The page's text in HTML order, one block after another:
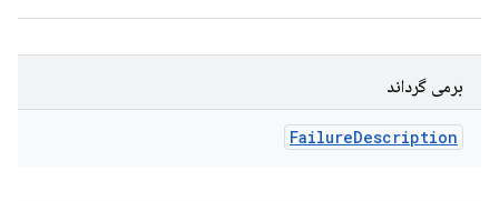
برمی گرداند
FailureDescription